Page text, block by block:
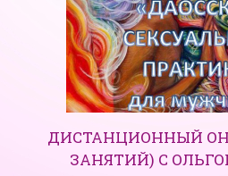
ДИСТАНЦИОННЫЙ
ЗАНЯТИЙ) С